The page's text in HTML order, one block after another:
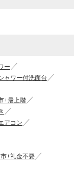
ー
ャワー付洗面台
+最上階
アコン
+礼金不要